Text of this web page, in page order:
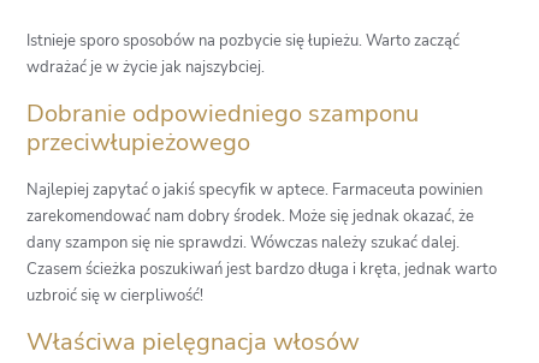
Istnieje sporo sposobów na pozbycie się łupieżu. Warto zacząć
wdrażać je w życie jak najszybciej.
Dobranie odpowiedniego szamponu
przeciwłupieżowego
Najlepiej zapytać o jakiś specyfik w aptece. Farmaceuta powinien
zarekomendować nam dobry środek. Może się jednak okazać, że
dany szampon się nie sprawdzi. Wówczas należy szukać dalej.
Czasem ścieżka poszukiwań jest bardzo długa i kręta, jednak warto
uzbroić się w cierpliwość!
Właściwa pielęgnacja włosów